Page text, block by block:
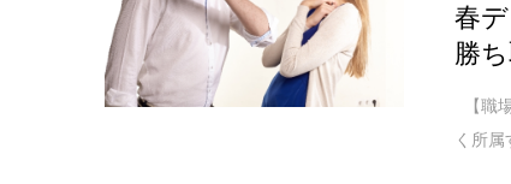
春
勝
【職
く所